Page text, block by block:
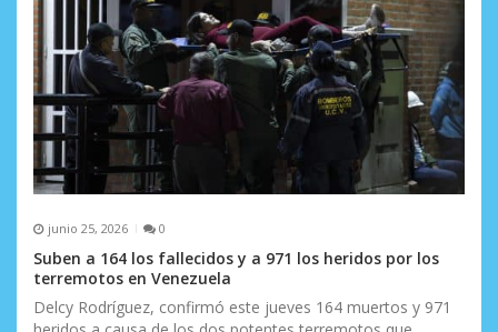
junio 25, 2026 0
Suben a 164 los fallecidos y a 971 los heridos por los
terremotos en Venezuela
Delcy Rodríguez, confirmó este jueves 164 muertos y 971